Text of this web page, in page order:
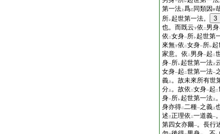
一 レ
第一法 上爲乙 同類因 甲
所レ起世第一法。
3
也。而既云下依 二 男身
依 二女身一所レ起世第
來無下依 二女身一所レ
家意。依 二 男身一起 二
身一所レ起世第一法 上
女身一起 二世第一法一
義 上 。故未來所有世
分 上 。故依 二女身一起 二
身一所レ起世第一法 上
身亦得二二種一之義 上
述三正理依 二一道義一
第四女亦爾一。長行